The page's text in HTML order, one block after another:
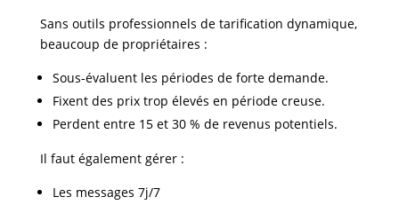
Sans outils professionnels de tarification dynamique,
beaucoup de propriétaires :
Sous-évaluent les périodes de forte demande.
Fixent des prix trop élevés en période creuse.
Perdent entre 15 et 30 % de revenus potentiels.
Il faut également gérer :
Les messages 7j/7